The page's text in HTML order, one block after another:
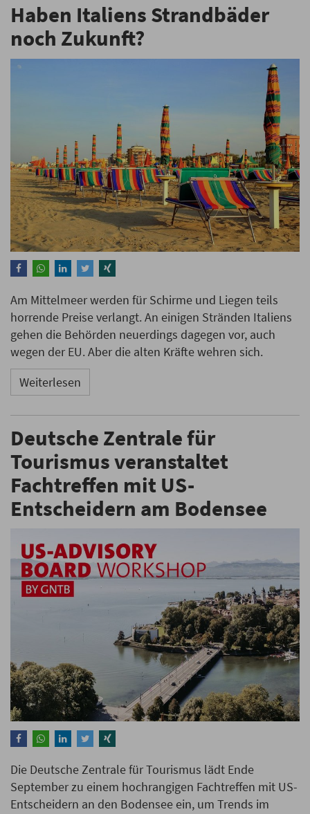
Haben Italiens Strandbäder
noch Zukunft?
Am Mittelmeer werden für Schirme und Liegen teils
horrende Preise verlangt. An einigen Stränden Italiens
gehen die Behörden neuerdings dagegen vor, auch
wegen der EU. Aber die alten Kräfte wehren sich.
Weiterlesen
Deutsche Zentrale für
Tourismus veranstaltet
Fachtreffen mit US-
Entscheidern am Bodensee
Die Deutsche Zentrale für Tourismus lädt Ende
September zu einem hochrangigen Fachtreffen mit US-
Entscheidern an den Bodensee ein, um Trends im